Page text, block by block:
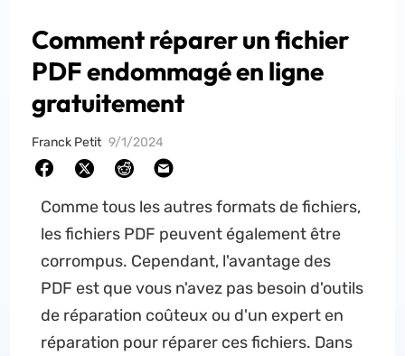
Comment réparer un fichier
PDF endommagé en ligne
gratuitement
Franck Petit 9/1/2024
Comme tous les autres formats de fichiers,
les fichiers PDF peuvent également être
corrompus. Cependant, l'avantage des
PDF est que vous n'avez pas besoin d'outils
de réparation coûteux ou d'un expert en
réparation pour réparer ces fichiers. Dans